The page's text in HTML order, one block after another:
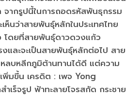
ากรูปนี้ในการถอดรหัสพันธุกรรม
ห็นว่าสายพันธุ์หลักในประเทศไทย
โดยที่สายพันธุ์ดาวดวงแก้ว
งและจะเป็นสายพันธุ์หลักต่อไป สาย
บหลีกภูมิต้านทานได้ดี แต่ความ
พิ่มขึ้น เครดิต : เพจ Yong
เร็จรูป ฟ้าทะลายโจรสกัด กระชาย